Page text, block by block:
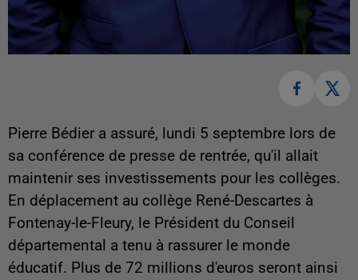
Pierre Bédier a assuré, lundi 5 septembre lors de
sa conférence de presse de rentrée, qu'il allait
maintenir ses investissements pour les collèges.
En déplacement au collège René-Descartes à
Fontenay-le-Fleury, le Président du Conseil
départemental a tenu à rassurer le monde
éducatif. Plus de 72 millions d'euros seront ainsi